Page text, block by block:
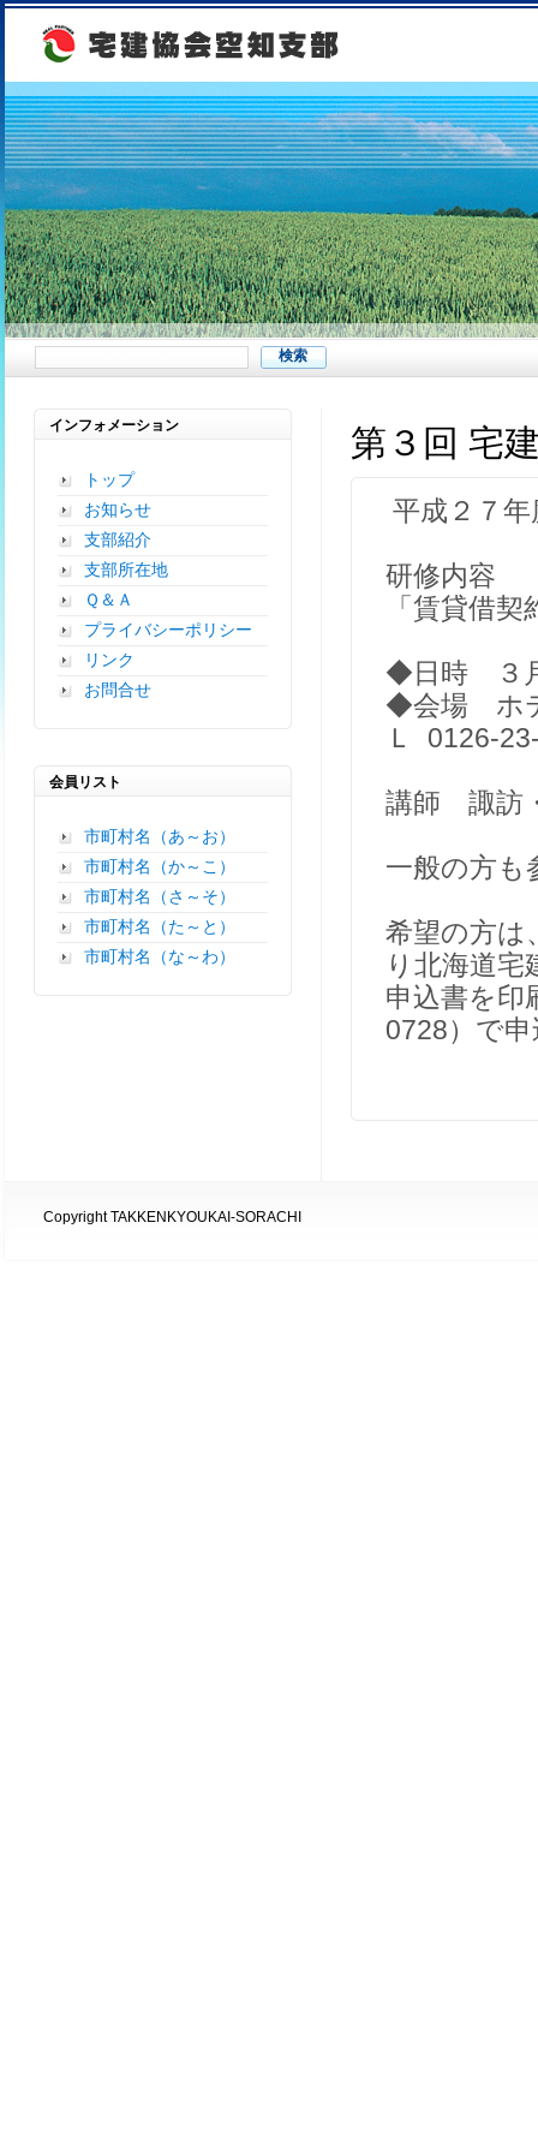
インフォメーション
トップ
お知らせ
支部紹介
支部所在地
Ｑ＆Ａ
プライバシーポリシー
リンク
お問合せ
会員リスト
市町村名（あ～お）
市町村名（か～こ）
市町村名（さ～そ）
市町村名（た～と）
市町村名（な～わ）
第３回 宅
平成２７
研修内容
「賃貸借
◆日時 ３
◆会場 ホ
Ｌ 0126-
講師 諏訪
一般の方も
希望の方は
り北海道宅
申込書を印
0728）で
Copyright TAKKENKYOUKAI-SORACHI